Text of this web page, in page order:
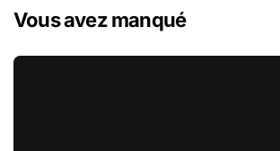
Vous avez manqué